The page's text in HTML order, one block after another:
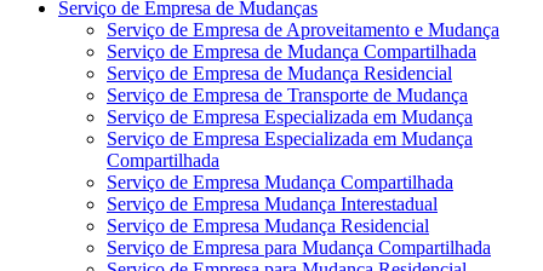
Serviço de Empresa de Mudanças
Serviço de Empresa de Aproveitamento e Mudança
Serviço de Empresa de Mudança Compartilhada
Serviço de Empresa de Mudança Residencial
Serviço de Empresa de Transporte de Mudança
Serviço de Empresa Especializada em Mudança
Serviço de Empresa Especializada em Mudança
Compartilhada
Serviço de Empresa Mudança Compartilhada
Serviço de Empresa Mudança Interestadual
Serviço de Empresa Mudança Residencial
Serviço de Empresa para Mudança Compartilhada